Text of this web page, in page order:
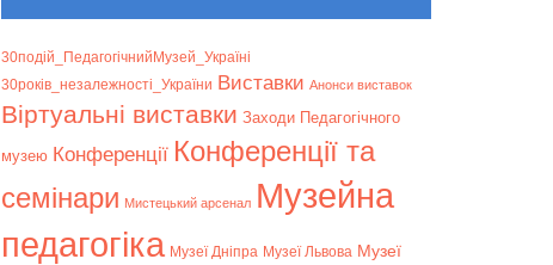
30подій_ПедагогічнийМузей_Україні
30років_незалежності_України Bиставки Анонси виставок
Віртуальні виставки Заходи Педагогічного
музею Конференції Конференції та
семінари Мистецький арсенал Музейна
педагогіка Музеї Дніпра Музеї Львова Музеї